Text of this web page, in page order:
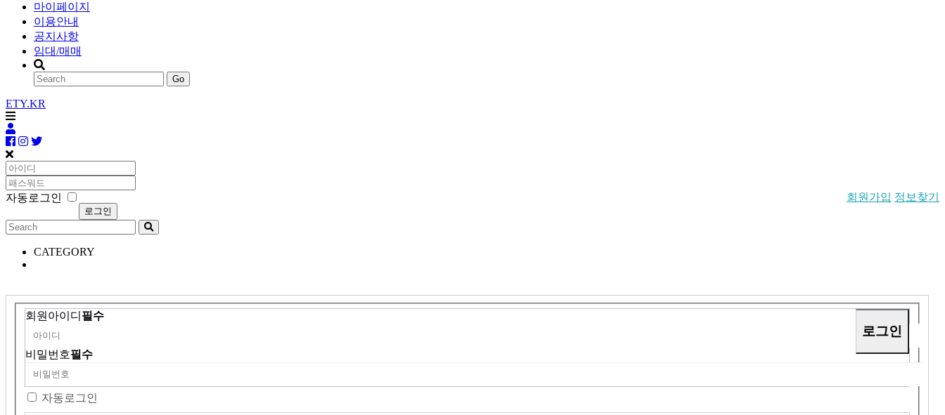
마이페이지
이용안내
공지사항
임대/매매
Go
ETY.KR
자동로그인 회원가입 정보찾기
CATEGORY
회원아이디 필수
비밀번호필수
자동로그인